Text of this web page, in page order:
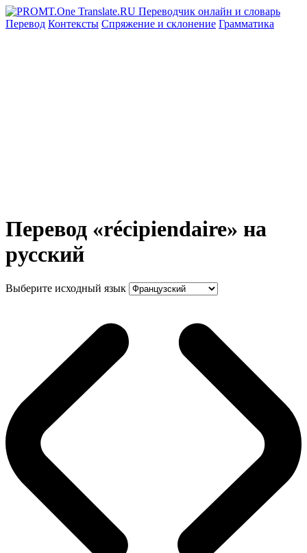
Перевод Контексты Спряжение и склонение Грамматика
Перевод «récipiendaire» на
русский
Выберите исходный язык